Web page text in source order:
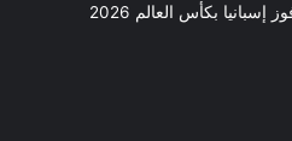
بكأس العالم 2026